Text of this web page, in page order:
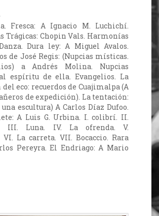
Fresca: A Ignacio M. Luchichí.
Trágicas: Chopin Vals. Harmonías
Dura ley: A Miguel Avalos.
de José Regis: (Nupcias místicas.
a Andrés Molina. Nupcias
espíritu de ella. Evangelios. La
eco: recuerdos de Cuajimalpa (A
de expedición). La tentación:
una escultura) A Carlos Díaz Dufoo.
A Luis G. Urbina. I. colibrí. II.
III. Luna. IV. La ofrenda. V.
La carreta. VII. Bocaccio. Rara
Pereyra. El Endriago: A Mario